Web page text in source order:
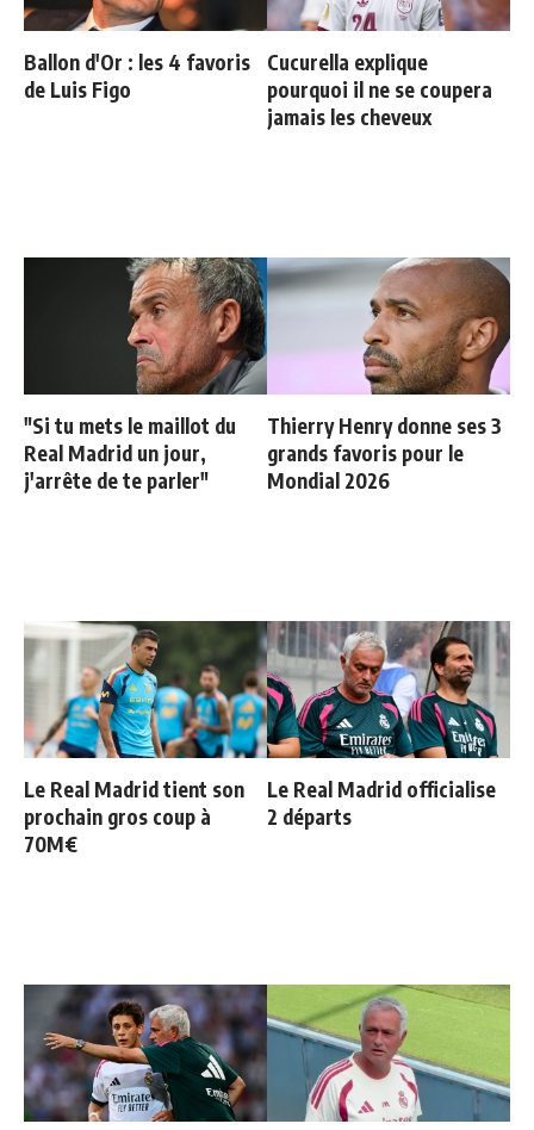
Ballon d'Or : les 4 favoris
de Luis Figo
Cucurella explique
pourquoi il ne se coupera
jamais les cheveux
"Si tu mets le maillot du
Real Madrid un jour,
j'arrête de te parler"
Thierry Henry donne ses 3
grands favoris pour le
Mondial 2026
Le Real Madrid tient son
prochain gros coup à
70M€
Le Real Madrid officialise
2 départs